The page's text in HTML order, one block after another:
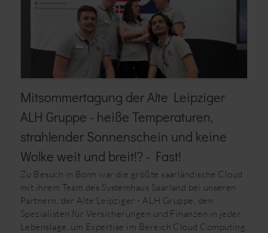
Mitsommertagung der Alte Leipziger
ALH Gruppe - heiße Temperaturen,
strahlender Sonnenschein und keine
Wolke weit und breit!? - Fast!
Zu Besuch in Bonn war die größte saarländische Cloud
mit ihrem Team des Systemhaus Saarland bei unseren
Partnern, der Alte Leipziger - ALH Gruppe, den
Spezialisten für Versicherungen und Finanzen in jeder
Lebenslage, um Expertise im Bereich Cloud Computing,